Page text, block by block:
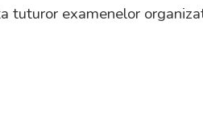
tuturor examenelor